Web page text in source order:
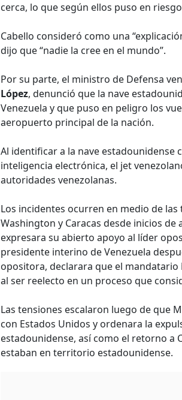
cerca, lo que según ellos puso en
Cabello consideró como una
dijo que “nadie la cree en el mundo”.
Por su parte, el ministro de Defensa
López, denunció que la nave
Venezuela y que puso en peligro los
aeropuerto principal de la nación.
Al identificar a la nave estadounidense
inteligencia electrónica, el jet
autoridades venezolanas.
Los incidentes ocurren en medio de
Washington y Caracas desde inicios
expresara su abierto apoyo al líder
presidente interino de Venezuela
opositora, declarara que el
al ser reelecto en un proceso que
Las tensiones escalaron luego de que
con Estados Unidos y ordenara la
estadounidense, así como el retorno a
estaban en territorio estadounidense.